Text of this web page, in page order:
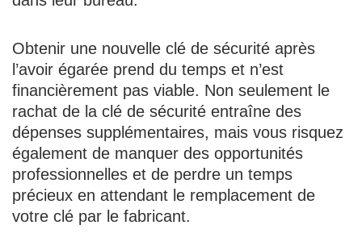
Obtenir une nouvelle clé de sécurité après
l’avoir égarée prend du temps et n’est
financièrement pas viable. Non seulement le
rachat de la clé de sécurité entraîne des
dépenses supplémentaires, mais vous risquez
également de manquer des opportunités
professionnelles et de perdre un temps
précieux en attendant le remplacement de
votre clé par le fabricant.